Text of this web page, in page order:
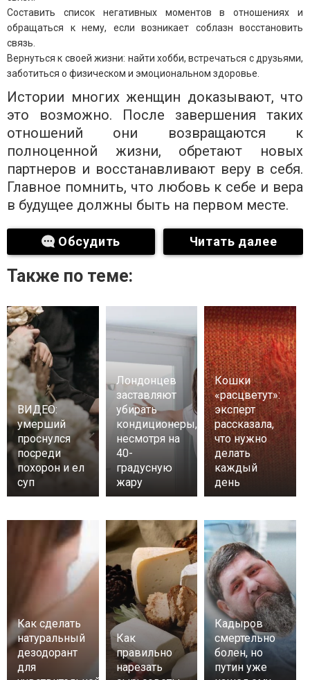
Составить список негативных моментов в отношениях и
обращаться к нему, если возникает соблазн восстановить
связь.
Вернуться к своей жизни: найти хобби, встречаться с друзьями,
заботиться о физическом и эмоциональном здоровье.
Истории многих женщин доказывают, что
это возможно. После завершения таких
отношений они возвращаются к
полноценной жизни, обретают новых
партнеров и восстанавливают веру в себя.
Главное помнить, что любовь к себе и вера
в будущее должны быть на первом месте.
Обсудить Читать далее
Также по теме:
ВИДЕО:
умерший
проснулся
посреди
похорон и ел
суп
Лондонцев
заставляют
убирать
кондиционеры,
несмотря на
40-
градусную
жару
Кошки
«расцветут»:
эксперт
рассказала,
что нужно
делать
каждый
день
Как сделать
натуральный
дезодорант
для
Как
правильно
нарезать
Кадыров
смертельно
болен, но
путин уже